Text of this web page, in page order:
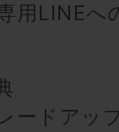
用LINEへ
ードアッ